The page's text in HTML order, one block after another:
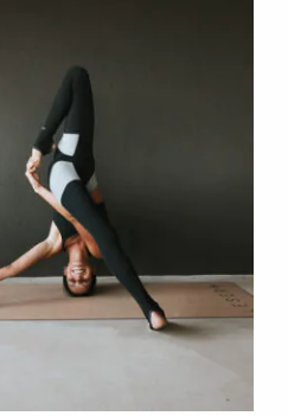
con la piel sensible.
máx. de 150ºC.